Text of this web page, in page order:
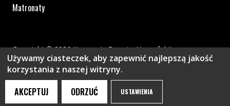
Matronaty
Copyright © 2026 Kampania Przeciw Homofobii
Polityka prywatności
Plik pdf otworzy się w nowym oknie lub zostanie pobrany na
Używamy ciasteczek, aby zapewnić najlepszą jakość
korzystania z naszej witryny.
AKCEPTUJ ODRZUĆ USTAWIENIA